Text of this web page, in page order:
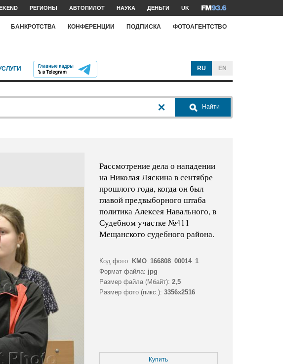
РЕГИОНЫ АВТОПИЛОТ НАУКА ДЕНЬГИ UK
БАНКРОТСТВА КОНФЕРЕНЦИИ ПОДПИСКА ФОТОАГЕНТСТВО
RU EN
Найти
Рассмотрение дела о нападении
на Николая Ляскина в сентябре
прошлого года, когда он был
главой предвыборного штаба
политика Алексея Навального, в
Судебном участке №411
Мещанского судебного района.
Код фото: KMO_166808_00014_1
Формат файла: jpg
Размер файла (Мбайт): 2,5
Размер фото (пикс.): 3356x2516
Купить